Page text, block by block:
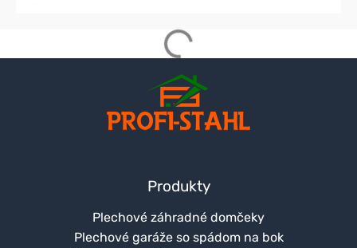
Produkty
Plechové záhradné domčeky
Plechové garáže so spádom na bok